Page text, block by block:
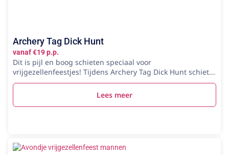
Archery Tag Dick Hunt
vanaf €19 p.p.
Dit is pijl en boog schieten speciaal voor
vrijgezellenfeestjes! Tijdens Archery Tag Dick Hunt schiet...
Lees meer